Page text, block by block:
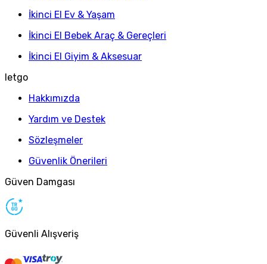
İkinci El Ev & Yaşam
İkinci El Bebek Araç & Gereçleri
İkinci El Giyim & Aksesuar
letgo
Hakkımızda
Yardım ve Destek
Sözleşmeler
Güvenlik Önerileri
Güven Damgası
Güvenli Alışveriş